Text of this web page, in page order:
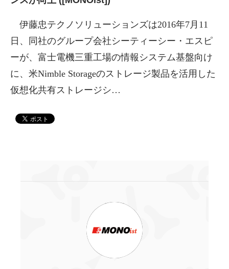
伊藤忠テクノソリューションズは2016年7月11
日、同社のグループ会社シーティーシー・エスピ
ーが、富士電機三重工場の情報システム基盤向け
に、米Nimble Storageのストレージ製品を活用した
仮想化共有ストレージシ…